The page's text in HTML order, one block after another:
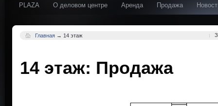
PLAZA О деловом центре Аренда Продажа
Главная → 14 этаж
14 этаж: Продажа